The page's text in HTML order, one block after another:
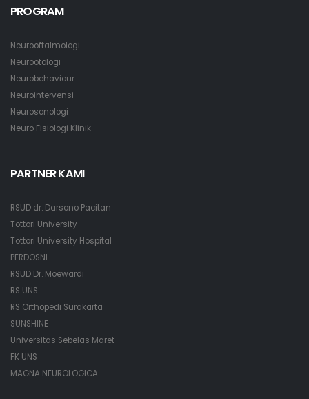
PROGRAM
Neurooftalmologi
Neurootologi
Neurobehaviour
Neurointervensi
Neurosonologi
Neuro Fisiologi Klinik
PARTNER KAMI
RSUD dr. Darsono Pacitan
Tottori University
Tottori University Hospital
PERDOSNI
RSUD Dr. Moewardi
RS UNS
RS Orthopedi Surakarta
SUNSHINE
Universitas Sebelas Maret
FK UNS
MAGNA NEUROLOGICA